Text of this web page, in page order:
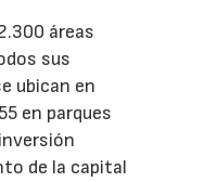
áreas
sus
ubican en
en parques
de la capital